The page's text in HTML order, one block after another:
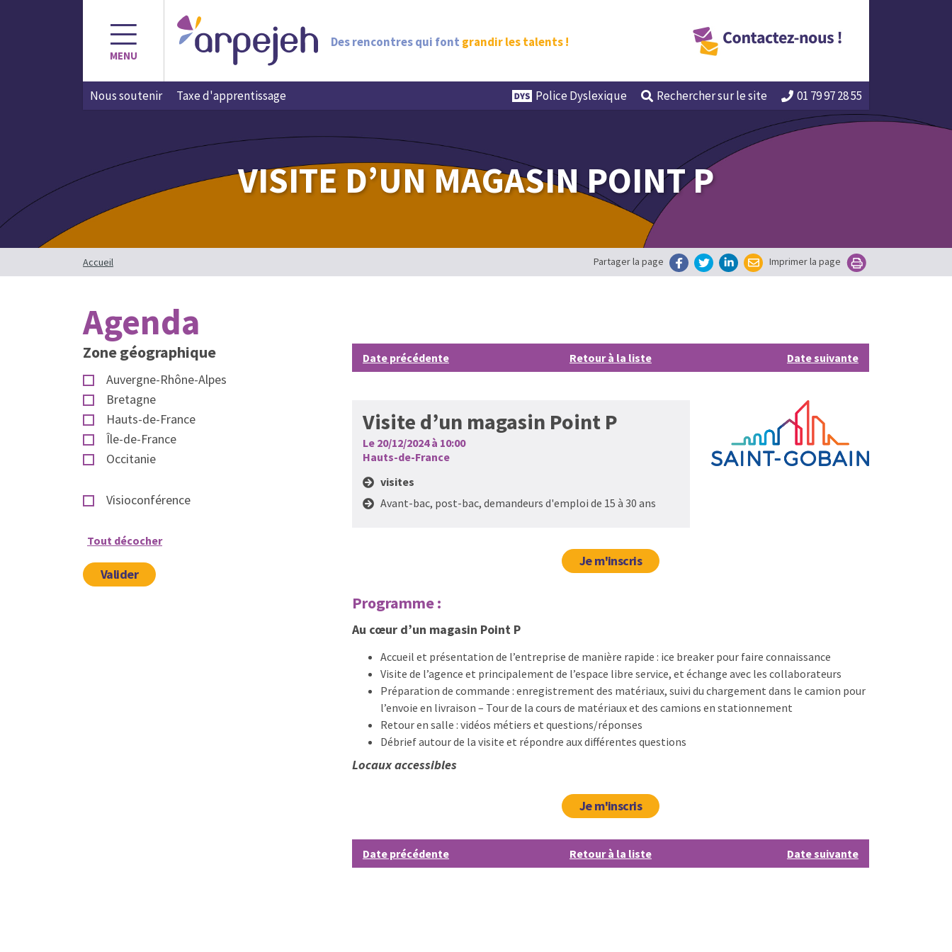
MENU
Des rencontres qui font grandir les talents !
Nous soutenir Taxe d'apprentissage Police Dyslexique Recherchersur le site 01 79 97 28 55
VISITE D’UN MAGASIN POINT P
Accueil Partager la page Imprimer la page
Agenda
Date précédente Retour à la liste Date suivante
Visite d’un magasin Point P
Le 20/12/2024 à 10:00
Hauts-de-France
visites
Avant-bac, post-bac, demandeurs d'emploi de 15 à 30 ans
Je m'inscris
Programme :
Au cœur d’un magasin Point P
Accueil et présentation de l’entreprise de manière rapide : ice breaker pour faire connaissance
Visite de l’agence et principalement de l’espace libre service, et échange avec les collaborateurs
Préparation de commande : enregistrement des matériaux, suivi du chargement dans le camion pour
l’envoie en livraison – Tour de la cours de matériaux et des camions en stationnement
Retour en salle : vidéos métiers et questions/réponses
Débrief autour de la visite et répondre aux différentes questions
Locaux accessibles
Je m'inscris
Date précédente Retour à la liste Date suivante
Zone géographique
Auvergne-Rhône-Alpes
Bretagne
Hauts-de-France
Île-de-France
Occitanie
Visioconférence
Tout décocher
Valider